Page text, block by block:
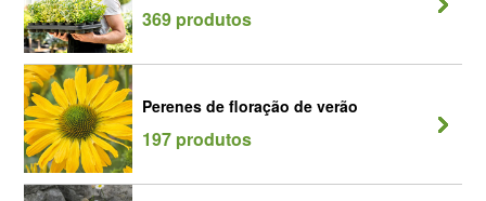
369 produtos
Perenes de floração de verão
197 produtos